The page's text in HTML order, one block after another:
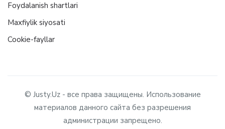
Foydalanish shartlari
Maxfiylik siyosati
Cookie-fayllar
© Justy.Uz - все права защищены. Использование
материалов данного сайта без разрешения
администрации запрещено.